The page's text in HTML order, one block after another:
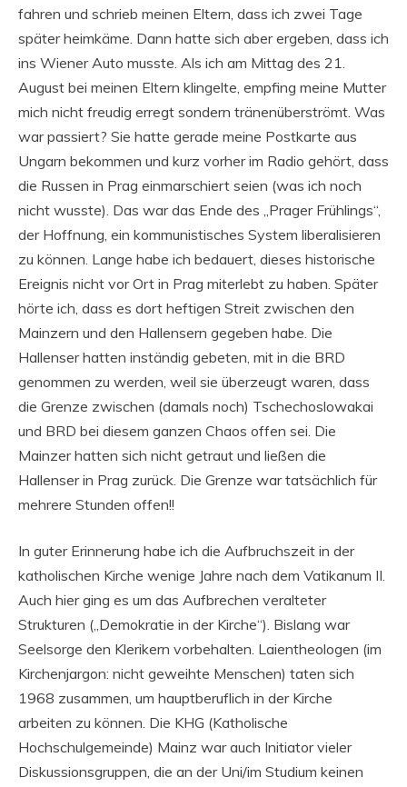
fahren und schrieb meinen Eltern, dass ich zwei Tage
später heimkäme. Dann hatte sich aber ergeben, dass ich
ins Wiener Auto musste. Als ich am Mittag des 21.
August bei meinen Eltern klingelte, empfing meine Mutter
mich nicht freudig erregt sondern tränenüberströmt. Was
war passiert? Sie hatte gerade meine Postkarte aus
Ungarn bekommen und kurz vorher im Radio gehört, dass
die Russen in Prag einmarschiert seien (was ich noch
nicht wusste). Das war das Ende des „Prager Frühlings“,
der Hoffnung, ein kommunistisches System liberalisieren
zu können. Lange habe ich bedauert, dieses historische
Ereignis nicht vor Ort in Prag miterlebt zu haben. Später
hörte ich, dass es dort heftigen Streit zwischen den
Mainzern und den Hallensern gegeben habe. Die
Hallenser hatten inständig gebeten, mit in die BRD
genommen zu werden, weil sie überzeugt waren, dass
die Grenze zwischen (damals noch) Tschechoslowakai
und BRD bei diesem ganzen Chaos offen sei. Die
Mainzer hatten sich nicht getraut und ließen die
Hallenser in Prag zurück. Die Grenze war tatsächlich für
mehrere Stunden offen!!
In guter Erinnerung habe ich die Aufbruchszeit in der
katholischen Kirche wenige Jahre nach dem Vatikanum II.
Auch hier ging es um das Aufbrechen veralteter
Strukturen („Demokratie in der Kirche“). Bislang war
Seelsorge den Klerikern vorbehalten. Laientheologen (im
Kirchenjargon: nicht geweihte Menschen) taten sich
1968 zusammen, um hauptberuflich in der Kirche
arbeiten zu können. Die KHG (Katholische
Hochschulgemeinde) Mainz war auch Initiator vieler
Diskussionsgruppen, die an der Uni/im Studium keinen